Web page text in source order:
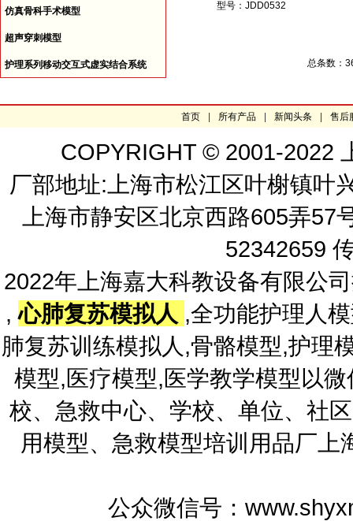
型号：JDD0532
总条数：
仿真骨科手术模型
超声穿刺模型
护理系列移动交互式虚实结合系统
首页 所有产品 新闻头条 售后
COPYRIGHT © 2001-2022
厂部地址:上海市松江区叶榭镇叶
上海市静安区北京西路605弄
52342659
2022年上海嘉大科教设备有限公
,心肺复苏模拟人 ,全功能护理人
肺复苏训练模拟人,骨骼模型,护理
模型,医疗模型,医学教学模型以
校、急救中心、学校、单位、社
用模型、急救模型培训用品厂
公众微信号：